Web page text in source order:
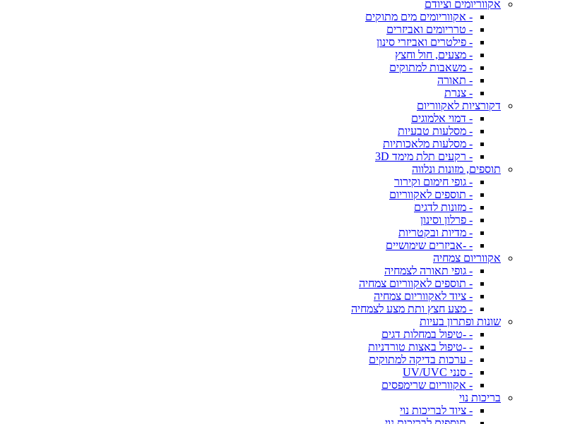
אקווריומים וציודם
- אקווריומים מים מתוקים
- טרריומים ואביזרים
- פילטרים ואביזרי סינון
- מצעים, חול וחצץ
- משאבות למתוקים
- תאורה
- צנרת
דקורציות לאקווריום
- דמוי אלמוגים
- מסלעות טבעיות
- מסלעות מלאכותיות
- רקעים תלת מימד 3D
תוספים, מזונות ונלווה
- גופי חימום וקירור
- תוספים לאקווריום
- מזונות לדגים
- פרלון וסינון
- מדיות ובקטריות
- -אביזרים שימושיים
אקווריום צמחיה
- גופי תאורה לצמחיה
- תוספים לאקווריום צמחיה
- ציוד לאקווריום צמחיה
- מצע חצץ ותת מצע לצמחיה
שונות ופתרון בעיות
- -טיפול במחלות דגים
- -טיפול באצות טורדניות
- ערכות בדיקה למתוקים
- סנני UV/UVC
- אקווריום שרימפסים
בריכות נוי
- ציוד לבריכות נוי